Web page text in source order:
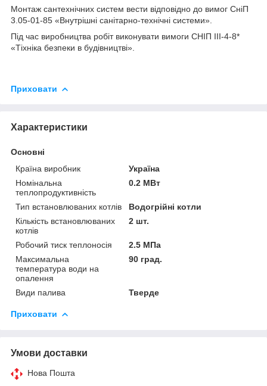
Монтаж сантехнічних систем вести відповідно до вимог СніП
3.05-01-85 «Внутрішні санітарно-технічні системи».
Під час виробництва робіт виконувати вимоги СНІП III-4-8*
«Тіхніка безпеки в будівництві».
Приховати
Характеристики
Основні
Країна виробник
Україна
Номінальна
теплопродуктивність
0.2 МВт
Тип встановлюваних котлів
Водогрійні котли
Кількість встановлюваних
котлів
2 шт.
Робочий тиск теплоносія
2.5 МПа
Максимальна
температура води на
опалення
90 град.
Види палива Тверде
Приховати
Умови доставки
Нова Пошта